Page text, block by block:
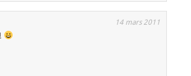
14 mars 2011